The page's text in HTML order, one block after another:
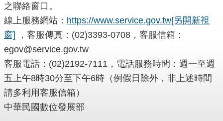
之聯絡窗口。
線上服務網站： https://www.service.gov.tw[另開新視
窗] ，客服傳真：(02)3393-0708，客服信箱：
egov@service.gov.tw
客服電話：(02)2192-7111，電話服務時間：週一至週
五上午8時30分至下午6時（例假日除外，非上述時間
請多利用客服信箱）
中華民國數位發展部